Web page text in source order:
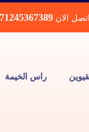
اتصل الان
راس الخيمة